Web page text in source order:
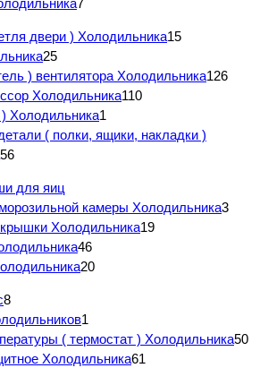
7
двери ) Холодильника15
25
) вентилятора Холодильника126
Холодильника110
Холодильника1
( полки, ящики, накладки )
56
для яиц
камеры Холодильника3
Холодильника19
46
20
8
1
( термостат ) Холодильника50
Холодильника61